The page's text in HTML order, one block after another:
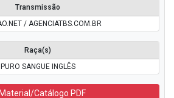
Transmissão
/ AGENCIATBS.COM.BR
Raça(s)
PURO SANGUE INGLÊS
Catálogo PDF